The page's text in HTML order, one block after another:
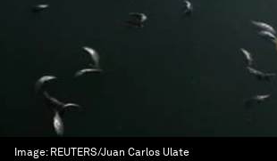
Image: REUTERS/Juan Carlos Ulate